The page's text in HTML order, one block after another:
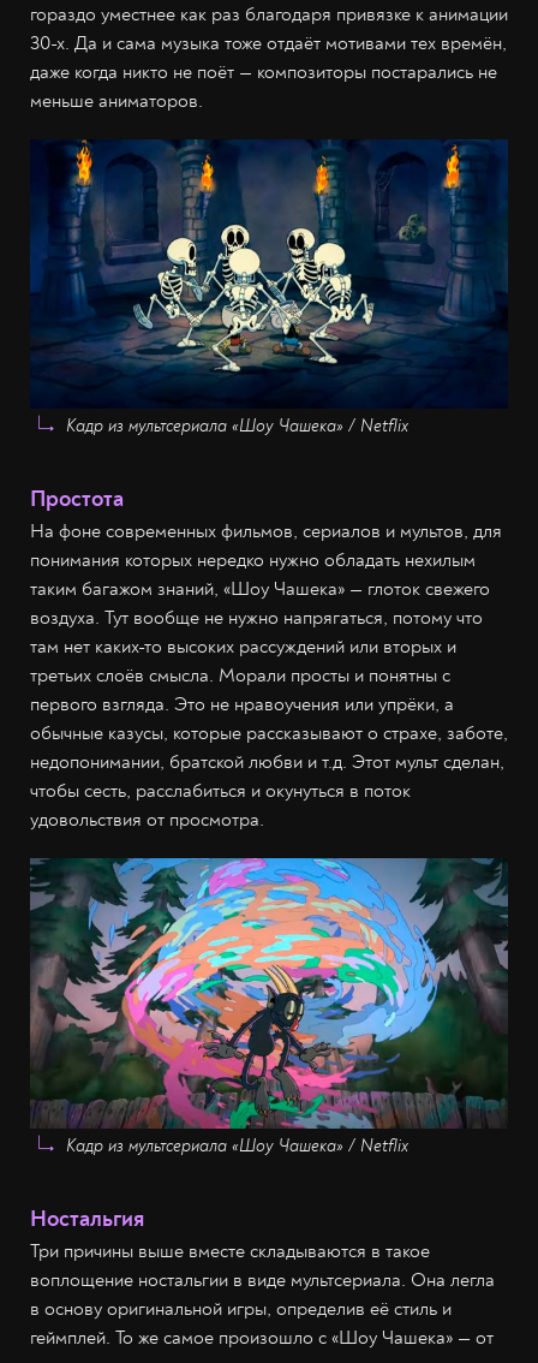
гораздо уместнее как раз благодаря привязке к анимации
30-х. Да и сама музыка тоже отдаёт мотивами тех времён,
даже когда никто не поёт — композиторы постарались не
меньше аниматоров.
Кадр из мультсериала «Шоу Чашека» / Netflix
Простота
На фоне современных фильмов, сериалов и мультов, для
понимания которых нередко нужно обладать нехилым
таким багажом знаний, «Шоу Чашека» — глоток свежего
воздуха. Тут вообще не нужно напрягаться, потому что
там нет каких-то высоких рассуждений или вторых и
третьих слоёв смысла. Морали просты и понятны с
первого взгляда. Это не нравоучения или упрёки, а
обычные казусы, которые рассказывают о страхе, заботе,
недопонимании, братской любви и т.д. Этот мульт сделан,
чтобы сесть, расслабиться и окунуться в поток
удовольствия от просмотра.
Кадр из мультсериала «Шоу Чашека» / Netflix
Ностальгия
Три причины выше вместе складываются в такое
воплощение ностальгии в виде мультсериала. Она легла
в основу оригинальной игры, определив её стиль и
геймплей. То же самое произошло с «Шоу Чашека» — от